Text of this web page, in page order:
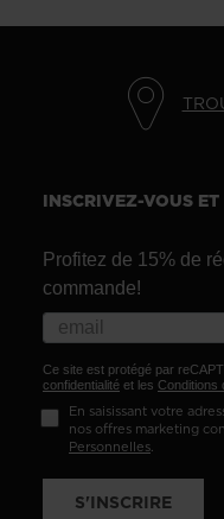
INSCRIVEZ-VOUS
Profitez de 15% de
commande!
Ce site est protégé par
confidentialité et les Conditions
En saisissant votre
nos offres marketing
Personnelles.
S'INSCRIRE